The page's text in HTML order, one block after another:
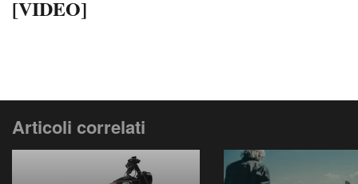
[VIDEO]
Articoli correlati